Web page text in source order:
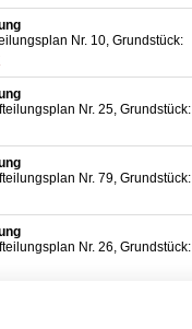
Nr. 10, Grundstück:
Nr. 25, Grundstück:
Nr. 79, Grundstück:
Nr. 26, Grundstück: